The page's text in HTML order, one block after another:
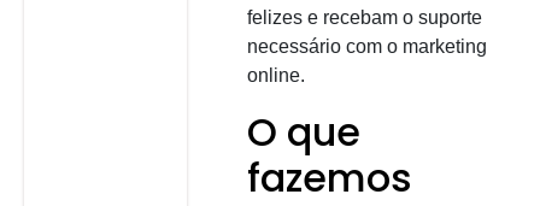
felizes e recebam o suporte
necessário com o marketing
online.
O que
fazemos